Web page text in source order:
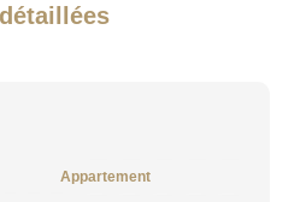
Appartement